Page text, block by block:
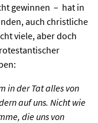
gewinnen – hat in
auch christliche
viele, aber doch
in der Tat alles von
auf uns. Nicht wie
die uns von